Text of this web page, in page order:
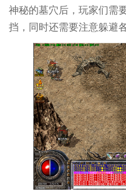
神秘的墓穴后，玩家们需
挡，同时还需要注意躲避